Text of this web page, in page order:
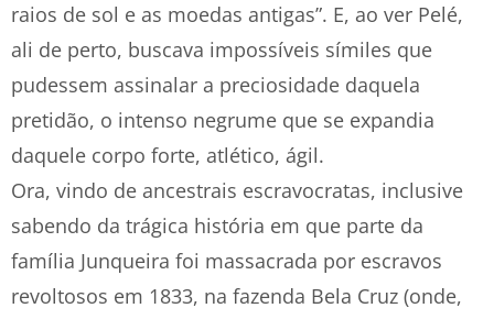
raios de sol e as moedas antigas”. E, ao ver Pelé,
ali de perto, buscava impossíveis símiles que
pudessem assinalar a preciosidade daquela
pretidão, o intenso negrume que se expandia
daquele corpo forte, atlético, ágil.
Ora, vindo de ancestrais escravocratas, inclusive
sabendo da trágica história em que parte da
família Junqueira foi massacrada por escravos
revoltosos em 1833, na fazenda Bela Cruz (onde,